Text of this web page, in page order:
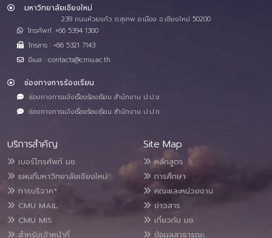
มหาวิทยาลัยเชียงใหม่
239 ถนนห้วยแก้ว ต.สุเทพ อ.เมือง จ.เชียงใหม่ 50200
โทรศัพท์ :+66 5394 1300
โทรสาร : +66 5321 7143
อีเมล : contacts@cmu.ac.th
ช่องทางการร้องเรียน
ช่องทางการแจ้งเรื่องร้องเรียน สำนักงาน ป.ป.ช.
ช่องทางการแจ้งเรื่องร้องเรียน สำนักงาน ป.ป.ท.
บริการสำคัญ
เบอร์โทรศัพท์ มช.
แผนที่มหาวิทยาลัยเชียงใหม่
การบริจาค*
CMU MAIL
CMU MIS
สำหรับเจ้าหน้าที่
Site Map
หลักสูตร
การศึกษา
คณะและหน่วยงาน
ข่าวสาร
เกี่ยวกับ มช.
ข้อมูลสาธารณะ